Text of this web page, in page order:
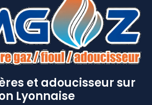
et adoucisseur sur
Lyonnaise